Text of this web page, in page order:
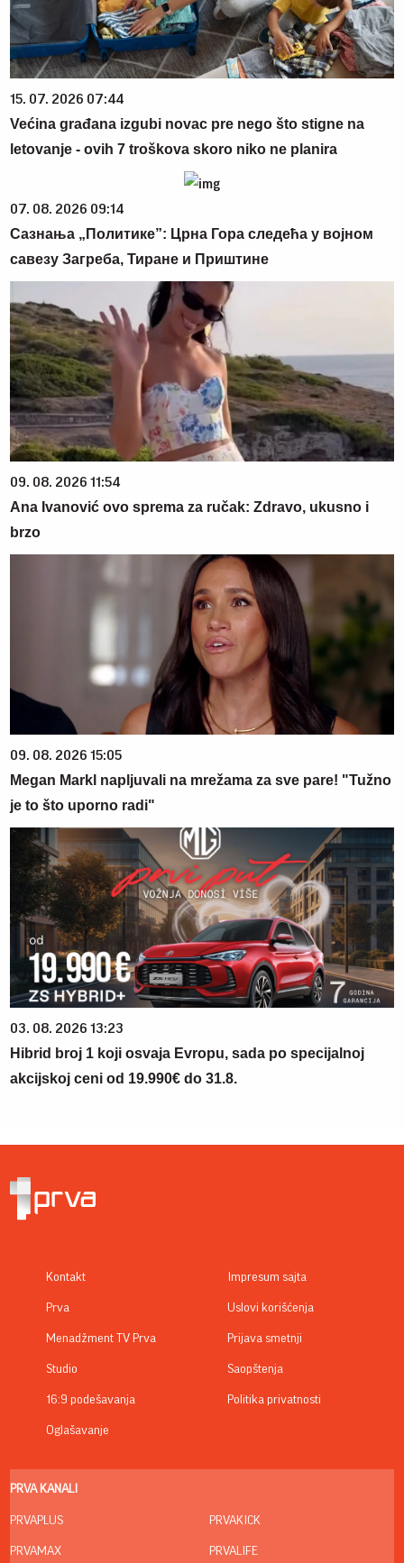
15. 07. 2026 07:44
Većina građana izgubi novac pre nego što stigne na
letovanje - ovih 7 troškova skoro niko ne planira
07. 08. 2026 09:14
Сазнања „Политике”: Црна Гора следећа у војном
савезу Загреба, Тиране и Приштине
09. 08. 2026 11:54
Ana Ivanović ovo sprema za ručak: Zdravo, ukusno i
brzo
09. 08. 2026 15:05
Megan Markl napljuvali na mrežama za sve pare! "Tužno
je to što uporno radi"
03. 08. 2026 13:23
Hibrid broj 1 koji osvaja Evropu, sada po specijalnoj
akcijskoj ceni od 19.990€ do 31.8.
Kontakt
Prva
Menadžment TV Prva
Studio
16:9 podešavanja
Oglašavanje
Impresum sajta
Uslovi korišćenja
Prijava smetnji
Saopštenja
Politika privatnosti
PRVA KANALI
PRVAPLUS
PRVAMAX
PRVAKICK
PRVALIFE